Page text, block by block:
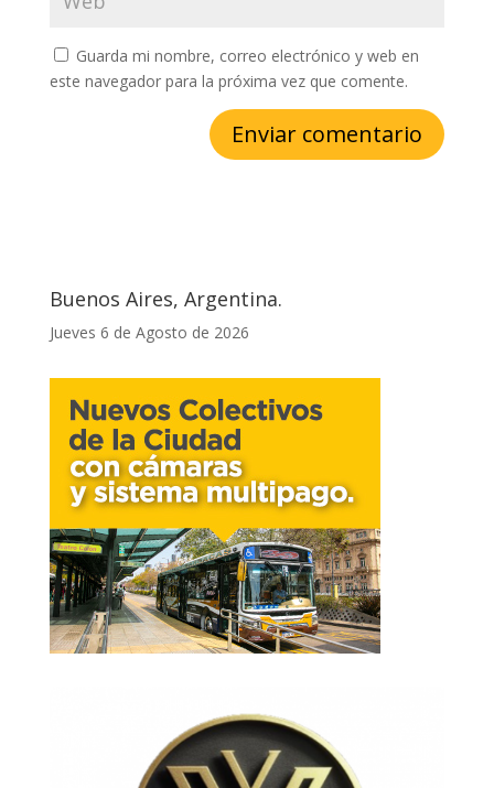
Guarda mi nombre, correo electrónico y web en
este navegador para la próxima vez que comente.
Buenos Aires, Argentina.
Jueves 6 de Agosto de 2026